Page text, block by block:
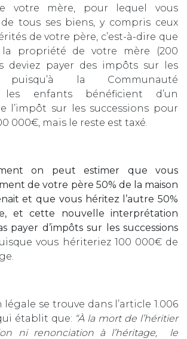
votre mère, pour lequel vous
tous ses biens, y compris ceux
de votre père, c’est-à-dire que
propriété de votre mère (200
deviez payer des impôts sur les
puisqu’à la Communauté
les enfants bénéficient d’un
l’impôt sur les successions pour
000€, mais le reste est taxé.
on peut estimer que vous
de votre père 50% de la maison
et que vous héritez l’autre 50%
et cette nouvelle interprétation
payer d’impôts sur les successions
vous hériteriez 100 000€ de
se trouve dans l’article 1.006
établit que: “À la mort de l’héritier
ni renonciation à l’héritage, le